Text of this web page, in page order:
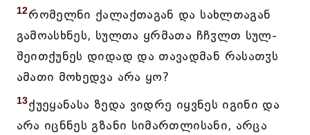
12რომელნი ქალაქთაგან და სახლთაგან
გამოასხნეს, სულთა ყრმათა ჩჩჳლთ სულ-
შეითქუნეს დიდად და თავადმან რასათჳს
ამათი მოხედვა არა ყო?
13ქუეყანასა ზედა ვიდრე იყვნეს იგინი და
არა იცნნეს გზანი სიმართლისანი, არცა